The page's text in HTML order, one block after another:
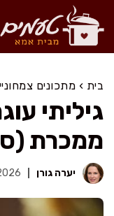
לדלג
לתוכן
בית › מתכונים
גיליתי
ממכרת
יערה גורן